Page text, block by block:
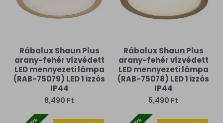
Rábalux Shaun Plus
arany-fehér vízvédett
LED mennyezeti lámpa
(RAB-75079) LED 1 izzós
IP44
8,490 Ft
Rábalux Shaun Plus
arany-fehér vízvédett
LED mennyezeti lámpa
(RAB-75078) LED 1 izzós
IP44
5,490 Ft